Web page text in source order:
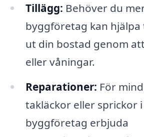
Tillägg: Behöver du
byggföretag kan
ut din bostad genom
eller våningar.
Reparationer: För
takläckor eller sprickor
byggföretag erbjuda